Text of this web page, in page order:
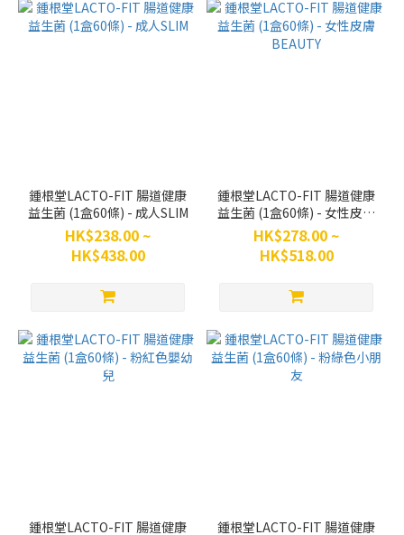
鍾根堂LACTO-FIT 腸道健康
益生菌 (1盒60條) - 成人SLIM
HK$238.00 ~
HK$438.00
鍾根堂LACTO-FIT 腸道健康
益生菌 (1盒60條) - 女性皮膚
BEAUTY
HK$278.00 ~
HK$518.00
鍾根堂LACTO-FIT 腸道健康
鍾根堂LACTO-FIT 腸道健康